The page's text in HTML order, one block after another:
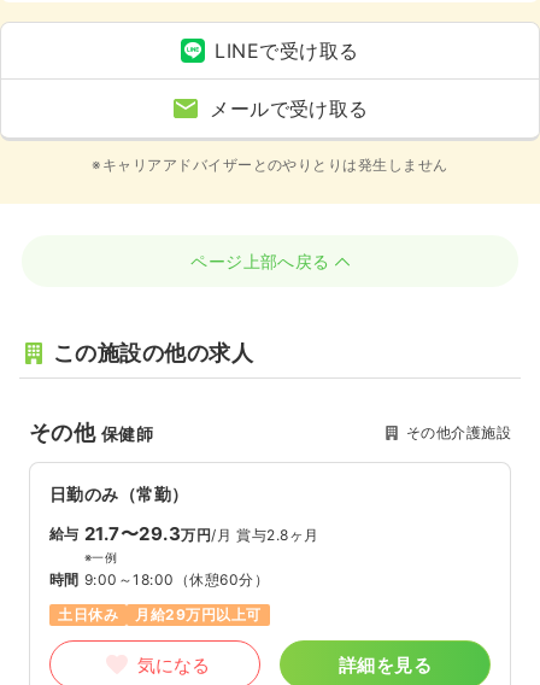
LINEで受け取る
メールで受け取る
※キャリアアドバイザーとのやりとりは発生しません
ページ上部へ戻る
この施設の他の求人
その他 保健師 その他介護施設
日勤のみ（常勤）
給与 21.7〜29.3万円/月 賞与2.8ヶ月
※一例
時間 9:00～18:00 （休憩60分）
土日休み
月給29万円以上可
気になる 詳細を見る